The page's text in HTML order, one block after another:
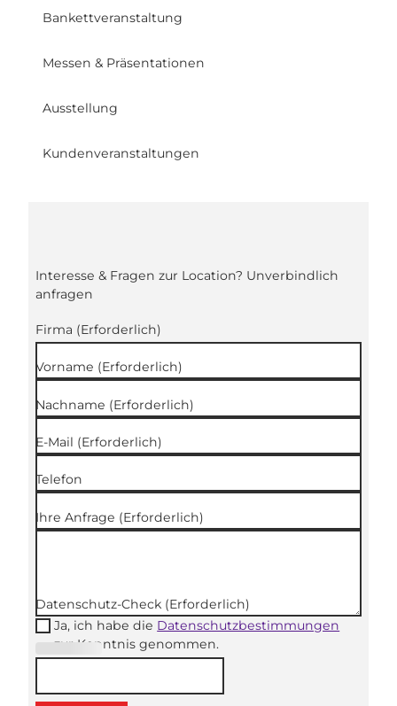
Bankettveranstaltung
Messen & Präsentationen
Ausstellung
Kundenveranstaltungen
Interesse & Fragen zur Location? Unverbindlich
anfragen
Firma (Erforderlich)
Vorname (Erforderlich)
Nachname (Erforderlich)
E-Mail (Erforderlich)
Telefon
Ihre Anfrage (Erforderlich)
Datenschutz-Check (Erforderlich)
Ja, ich habe die Datenschutzbestimmungen
zur Kenntnis genommen.